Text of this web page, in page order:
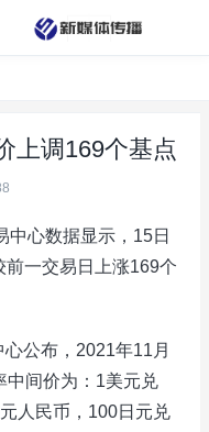
上调169个基点
中心数据显示，15日
前一交易日上涨169个
公布，2021年11月
中间价为：1美元兑
人民币，100日元兑